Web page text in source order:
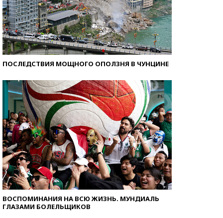
ПОСЛЕДСТВИЯ МОЩНОГО ОПОЛЗНЯ В ЧУНЦИНЕ
ВОСПОМИНАНИЯ НА ВСЮ ЖИЗНЬ. МУНДИАЛЬ
ГЛАЗАМИ БОЛЕЛЬЩИКОВ